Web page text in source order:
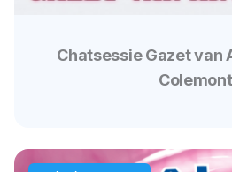
Chatsessie Gazet van